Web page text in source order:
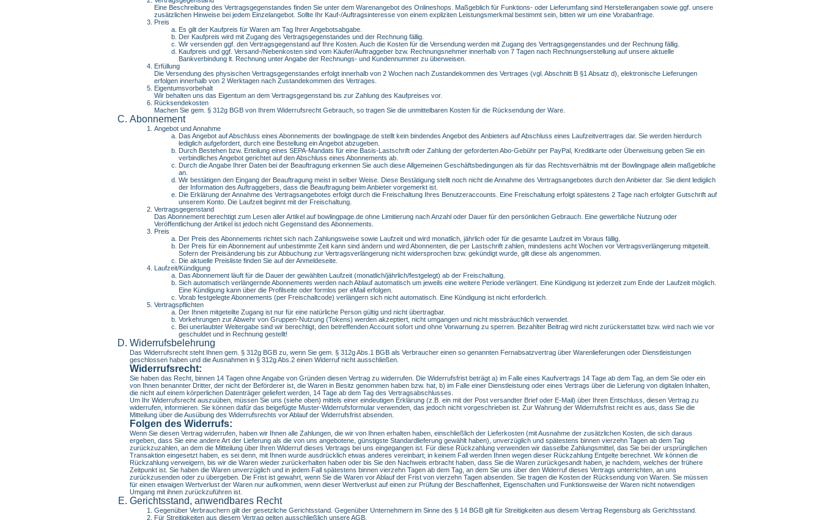
Eine Beschreibung des Vertragsgegenstandes finden Sie unter dem Warenangebot des Onlineshops. Maßgeblich für Funktions- oder Lieferumfang sind Herstellerangaben sowie ggf. unsere
zusätzlichen Hinweise bei jedem Einzelangebot. Sollte Ihr Kauf-/Auftragsinteresse von einem expliziten Leistungsmerkmal bestimmt sein, bitten wir um eine Vorabanfrage.
Preis
Es gilt der Kaufpreis für Waren am Tag Ihrer Angebotsabgabe.
Der Kaufpreis wird mit Zugang des Vertragsgegenstandes und der Rechnung fällig.
Wir versenden ggf. den Vertragsgegenstand auf Ihre Kosten. Auch die Kosten für die Versendung werden mit Zugang des Vertragsgegenstandes und der Rechnung fällig.
Kaufpreis und ggf. Versand-/Nebenkosten sind vom Käufer/Auftraggeber bzw. Rechnungsnehmer innerhalb von 7 Tagen nach Rechnungserstellung auf unsere aktuelle
Bankverbindung lt. Rechnung unter Angabe der Rechnungs- und Kundennummer zu überweisen.
Erfüllung
Die Versendung des physischen Vertragsgegenstandes erfolgt innerhalb von 2 Wochen nach Zustandekommen des Vertrages (vgl. Abschnitt B §1 Absatz d), elektronische Lieferungen
erfolgen innerhalb von 2 Werktagen nach Zustandekommen des Vertrages.
Eigentumsvorbehalt
Wir behalten uns das Eigentum an dem Vertragsgegenstand bis zur Zahlung des Kaufpreises vor.
Rücksendekosten
Machen Sie gem. § 312g BGB von Ihrem Widerrufsrecht Gebrauch, so tragen Sie die unmittelbaren Kosten für die Rücksendung der Ware.
Abonnement
Angebot und Annahme
Das Angebot auf Abschluss eines Abonnements der bowlingpage.de stellt kein bindendes Angebot des Anbieters auf Abschluss eines Laufzeitvertrages dar. Sie werden hierdurch
lediglich aufgefordert, durch eine Bestellung ein Angebot abzugeben.
Durch Bestehen bzw. Erteilung eines SEPA-Mandats für eine Basis-Lastschrift oder Zahlung der geforderten Abo-Gebühr per PayPal, Kreditkarte oder Überweisung geben Sie ein
verbindliches Angebot gerichtet auf den Abschluss eines Abonnements ab.
Durch die Angabe Ihrer Daten bei der Beauftragung erkennen Sie auch diese Allgemeinen Geschäftsbedingungen als für das Rechtsverhältnis mit der Bowlingpage allein maßgebliche
an.
Wir bestätigen den Eingang der Beauftragung meist in selber Weise. Diese Bestätigung stellt noch nicht die Annahme des Vertragsangebotes durch den Anbieter dar. Sie dient lediglich
der Information des Auftraggebers, dass die Beauftragung beim Anbieter vorgemerkt ist.
Die Erklärung der Annahme des Vertragsangebotes erfolgt durch die Freischaltung Ihres Benutzeraccounts. Eine Freischaltung erfolgt spätestens 2 Tage nach erfolgter Gutschrift auf
unserem Konto. Die Laufzeit beginnt mit der Freischaltung.
Vertragsgegenstand
Das Abonnement berechtigt zum Lesen aller Artikel auf bowlingpage.de ohne Limitierung nach Anzahl oder Dauer für den persönlichen Gebrauch. Eine gewerbliche Nutzung oder
Veröffentlichung der Artikel ist jedoch nicht Gegenstand des Abonnements.
Preis
Der Preis des Abonnements richtet sich nach Zahlungsweise sowie Laufzeit und wird monatlich, jährlich oder für die gesamte Laufzeit im Voraus fällig.
Der Preis für ein Abonnement auf unbestimmte Zeit kann sind ändern und wird Abonnenten, die per Lastschrift zahlen, mindestens acht Wochen vor Vertragsverlängerung mitgeteilt.
Sofern der Preisänderung bis zur Abbuchung zur Vertragsverlängerung nicht widersprochen bzw. gekündigt wurde, gilt diese als angenommen.
Die aktuelle Preisliste finden Sie auf der Anmeldeseite.
Laufzeit/Kündigung
Das Abonnement läuft für die Dauer der gewählten Laufzeit (monatlich/jährlich/festgelegt) ab der Freischaltung.
Sich automatisch verlängernde Abonnements werden nach Ablauf automatisch um jeweils eine weitere Periode verlängert. Eine Kündigung ist jederzeit zum Ende der Laufzeit möglich.
Eine Kündigung kann über die Profilseite oder formlos per eMail erfolgen.
Vorab festgelegte Abonnements (per Freischaltcode) verlängern sich nicht automatisch. Eine Kündigung ist nicht erforderlich.
Vertragspflichten
Der Ihnen mitgeteilte Zugang ist nur für eine natürliche Person gültig und nicht übertragbar.
Vorkehrungen zur Abwehr von Gruppen-Nutzung (Tokens) werden akzeptiert, nicht umgangen und nicht missbräuchlich verwendet.
Bei unerlaubter Weitergabe sind wir berechtigt, den betreffenden Account sofort und ohne Vorwarnung zu sperren. Bezahlter Beitrag wird nicht zurückerstattet bzw. wird nach wie vor
geschuldet und in Rechnung gestellt!
Widerrufsbelehrung
Das Widerrufsrecht steht Ihnen gem. § 312g BGB zu, wenn Sie gem. § 312g Abs.1 BGB als Verbraucher einen so genannten Fernabsatzvertrag über Warenlieferungen oder Dienstleistungen
geschlossen haben und die Ausnahmen in § 312g Abs.2 einen Widerruf nicht ausschließen.
Widerrufsrecht:
Sie haben das Recht, binnen 14 Tagen ohne Angabe von Gründen diesen Vertrag zu widerrufen. Die Widerrufsfrist beträgt a) im Falle eines Kaufvertrags 14 Tage ab dem Tag, an dem Sie oder ein
von Ihnen benannter Dritter, der nicht der Beförderer ist, die Waren in Besitz genommen haben bzw. hat, b) im Falle einer Dienstleistung oder eines Vertrags über die Lieferung von digitalen Inhalten,
die nicht auf einem körperlichen Datenträger geliefert werden, 14 Tage ab dem Tag des Vertragsabschlusses.
Um Ihr Widerrufsrecht auszuüben, müssen Sie uns (siehe oben) mittels einer eindeutigen Erklärung (z.B. ein mit der Post versandter Brief oder E-Mail) über Ihren Entschluss, diesen Vertrag zu
widerrufen, informieren. Sie können dafür das beigefügte Muster-Widerrufsformular verwenden, das jedoch nicht vorgeschrieben ist. Zur Wahrung der Widerrufsfrist reicht es aus, dass Sie die
Mitteilung über die Ausübung des Widerrufsrechts vor Ablauf der Widerrufsfrist absenden.
Folgen des Widerrufs:
Wenn Sie diesen Vertrag widerrufen, haben wir Ihnen alle Zahlungen, die wir von Ihnen erhalten haben, einschließlich der Lieferkosten (mit Ausnahme der zusätzlichen Kosten, die sich daraus
ergeben, dass Sie eine andere Art der Lieferung als die von uns angebotene, günstigste Standardlieferung gewählt haben), unverzüglich und spätestens binnen vierzehn Tagen ab dem Tag
zurückzuzahlen, an dem die Mitteilung über Ihren Widerruf dieses Vertrags bei uns eingegangen ist. Für diese Rückzahlung verwenden wir dasselbe Zahlungsmittel, das Sie bei der ursprünglichen
Transaktion eingesetzt haben, es sei denn, mit Ihnen wurde ausdrücklich etwas anderes vereinbart; in keinem Fall werden Ihnen wegen dieser Rückzahlung Entgelte berechnet. Wir können die
Rückzahlung verweigern, bis wir die Waren wieder zurückerhalten haben oder bis Sie den Nachweis erbracht haben, dass Sie die Waren zurückgesandt haben, je nachdem, welches der frühere
Zeitpunkt ist. Sie haben die Waren unverzüglich und in jedem Fall spätestens binnen vierzehn Tagen ab dem Tag, an dem Sie uns über den Widerruf dieses Vertrags unterrichten, an uns
zurückzusenden oder zu übergeben. Die Frist ist gewahrt, wenn Sie die Waren vor Ablauf der Frist von vierzehn Tagen absenden. Sie tragen die Kosten der Rücksendung von Waren. Sie müssen
für einen etwaigen Wertverlust der Waren nur aufkommen, wenn dieser Wertverlust auf einen zur Prüfung der Beschaffenheit, Eigenschaften und Funktionsweise der Waren nicht notwendigen
Umgang mit ihnen zurückzuführen ist.
Gerichtsstand, anwendbares Recht
Gegenüber Verbrauchern gilt der gesetzliche Gerichtsstand. Gegenüber Unternehmern im Sinne des § 14 BGB gilt für Streitigkeiten aus diesem Vertrag Regensburg als Gerichtsstand.
Für Streitigkeiten aus diesem Vertrag gelten ausschließlich unsere AGB.